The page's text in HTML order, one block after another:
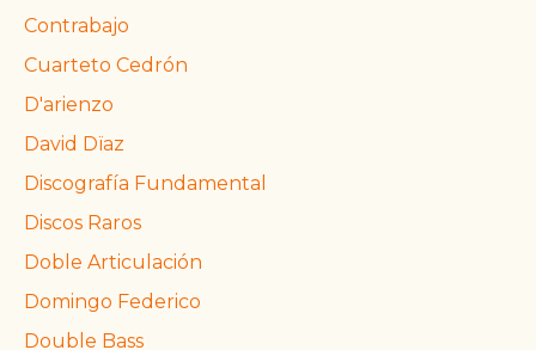
Contrabajo
Cuarteto Cedrón
D'arienzo
David Dïaz
Discografía Fundamental
Discos Raros
Doble Articulación
Domingo Federico
Double Bass